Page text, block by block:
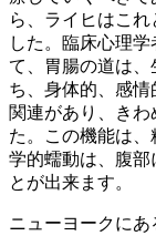
ら、ライヒはこ
した。臨床心理
て、胃腸の道は
ち、身体的、感
関連があり、き
た。この機能は
学的蠕動は、腹部
とが出来ます。
ニューヨークにあ